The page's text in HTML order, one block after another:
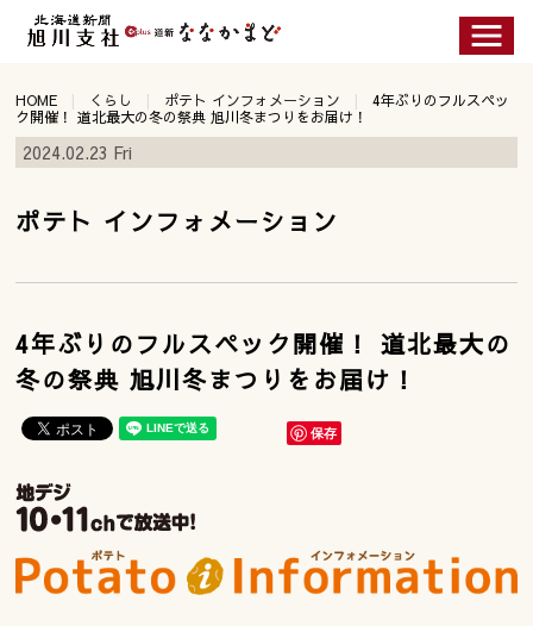
HOME くらし ポテト インフォメーション
4年ぶりのフルスペッ
ク開催！ 道北最大の冬の祭典 旭川冬まつりをお届け！
2024.02.23 Fri
ポテト インフォメーション
4年ぶりのフルスペック開催！ 道北最大の
冬の祭典 旭川冬まつりをお届け！
保存